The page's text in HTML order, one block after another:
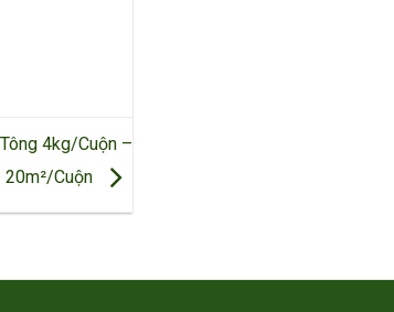
4kg/Cuộn –
20m²/Cuộn